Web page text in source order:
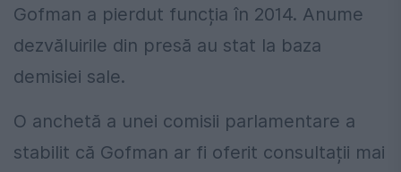
Gofman a pierdut funcția în 2014. Anume
dezvăluirile din presă au stat la baza
demisiei sale.
O anchetă a unei comisii parlamentare a
stabilit că Gofman ar fi oferit consultații mai